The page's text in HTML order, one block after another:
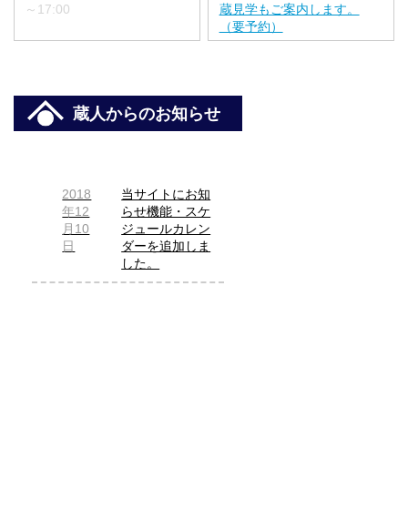
～17:00
蔵見学もご案内します。
（要予約）
蔵人からのお知らせ
2018
年12
月10
日
当サイトにお知
らせ機能・スケ
ジュールカレン
ダーを追加しま
した。